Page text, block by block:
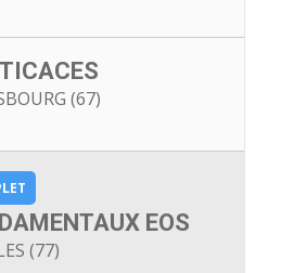
(67)
EOS
(77)